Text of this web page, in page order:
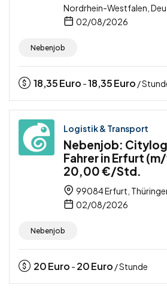
Nordrhein-Westfalen,
02/08/2026
Nebenjob
18,35Euro -18,35Euro /
Logistik & Transport
Nebenjob:
Fahrer in Erfurt
20,00 €/Std.
99084 Erfurt,
02/08/2026
Nebenjob
20Euro - 20Euro / Stunde